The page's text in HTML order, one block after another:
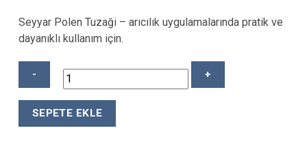
Seyyar Polen Tuzaği – arıcılık uygulamalarında pratik ve
dayanıklı kullanım için.
SEYYAR
SEPETE EKLE